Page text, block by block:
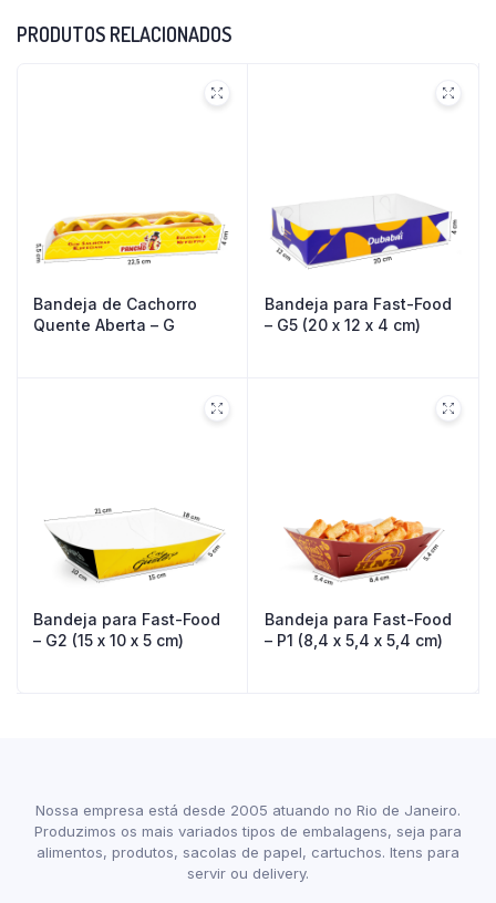
PRODUTOS RELACIONADOS
Bandeja de Cachorro
Quente Aberta – G
Bandeja para Fast-Food
– G5 (20 x 12 x 4 cm)
Bandeja para Fast-Food
– G2 (15 x 10 x 5 cm)
Bandeja para Fast-Food
– P1 (8,4 x 5,4 x 5,4 cm)
Nossa empresa está desde 2005 atuando no Rio de Janeiro.
Produzimos os mais variados tipos de embalagens, seja para
alimentos, produtos, sacolas de papel, cartuchos. Itens para
servir ou delivery.